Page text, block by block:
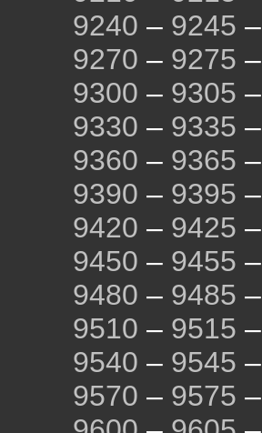
9240 – 9245 –
9270 – 9275 –
9300 – 9305 –
9330 – 9335 –
9360 – 9365 –
9390 – 9395 –
9420 – 9425 –
9450 – 9455 –
9480 – 9485 –
9510 – 9515 –
9540 – 9545 –
9570 – 9575 –